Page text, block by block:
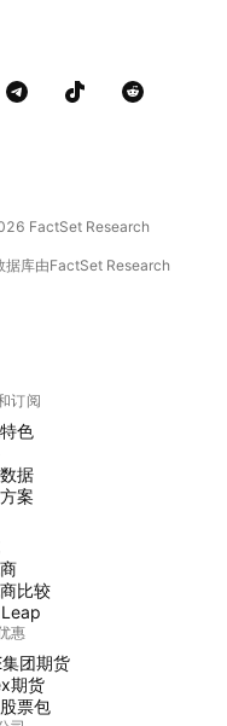
FactSet Research
库由FactSet Research
订阅
色
据
案
比较
惠
团期货
期货
票包